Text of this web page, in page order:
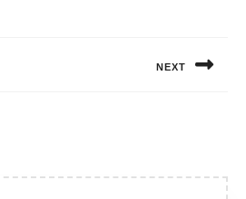
NEXT